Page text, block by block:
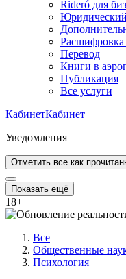
Rideró для
Расшифровка
Перевод
Книги в
Публикация
Все услуги
КабинетКабинет
Уведомления
Отметить все как
Показать ещё
18+
Все
Общественные
Психология